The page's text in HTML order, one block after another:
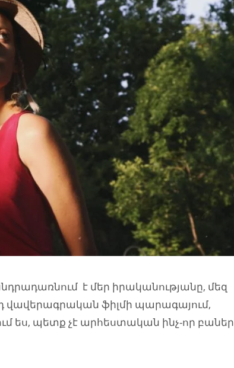
է մեր իրականությանը, մեզ
վավերագրական ֆիլմի պարագայում,
ես, պետք չէ արհեստական ինչ-որ բաներ